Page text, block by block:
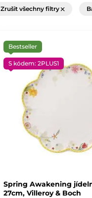
Zrušit všechny filtry
Bestseller
S kódem: 2PLUS1
Spring Awakening
27cm, Villeroy & Boch